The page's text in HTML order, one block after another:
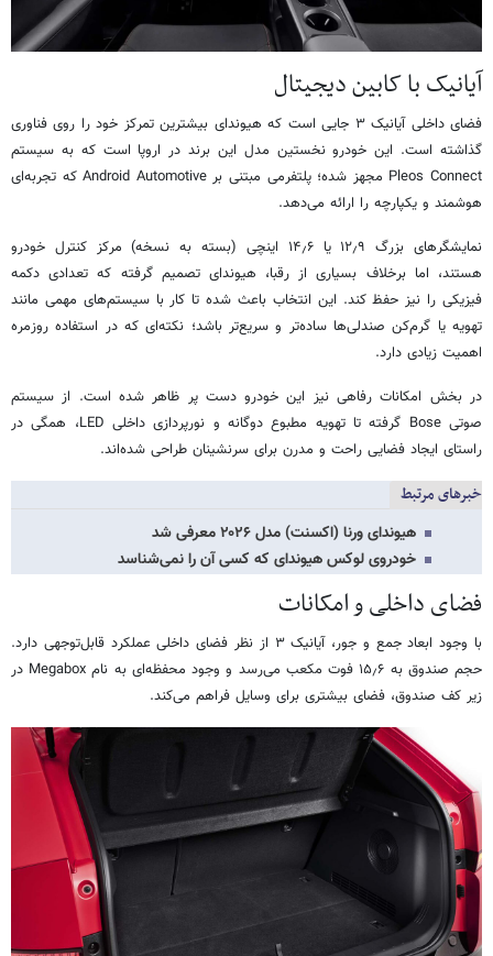
آیانیک با کابین دیجیتال
فضای داخلی آیانیک ۳ جایی است که هیوندای بیشترین تمرکز خود را روی فناوری
گذاشته است. این خودرو نخستین مدل این برند در اروپا است که به سیستم
Pleos Connect مجهز شده؛ پلتفرمی مبتنی بر Android Automotive که تجربه‌ای
هوشمند و یکپارچه را ارائه می‌دهد.
نمایشگرهای بزرگ ۱۲٫۹ یا ۱۴٫۶ اینچی (بسته به نسخه) مرکز کنترل خودرو
هستند، اما برخلاف بسیاری از رقبا، هیوندای تصمیم گرفته که تعدادی دکمه
فیزیکی را نیز حفظ کند. این انتخاب باعث شده تا کار با سیستم‌های مهمی مانند
تهویه یا گرم‌کن صندلی‌ها ساده‌تر و سریع‌تر باشد؛ نکته‌ای که در استفاده روزمره
اهمیت زیادی دارد.
در بخش امکانات رفاهی نیز این خودرو دست پر ظاهر شده است. از سیستم
صوتی Bose گرفته تا تهویه مطبوع دوگانه و نورپردازی داخلی LED، همگی در
راستای ایجاد فضایی راحت و مدرن برای سرنشینان طراحی شده‌اند.
خبرهای مرتبط
هیوندای ورنا (اکسنت) مدل ۲۰۲۶ معرفی شد
خودروی لوکس هیوندای که کسی آن را نمی‌شناسد
فضای داخلی و امکانات
با وجود ابعاد جمع‌ و جور، آیانیک ۳ از نظر فضای داخلی عملکرد قابل‌توجهی دارد.
حجم صندوق به ۱۵٫۶ فوت مکعب می‌رسد و وجود محفظه‌ای به نام Megabox در
زیر کف صندوق، فضای بیشتری برای وسایل فراهم می‌کند.